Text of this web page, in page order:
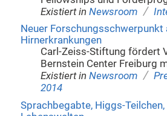
Existiert in Newsroom /
Neuer Forschungsschwerpunkt
Hirnerkrankungen
Carl-Zeiss-Stiftung fördert
Bernstein Center Freiburg
Existiert in Newsroom /
2014
Sprachbegabte, Higgs-